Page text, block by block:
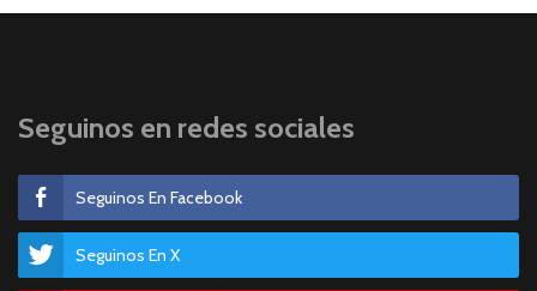
Seguinos en redes sociales
Seguinos En Facebook
Seguinos En X